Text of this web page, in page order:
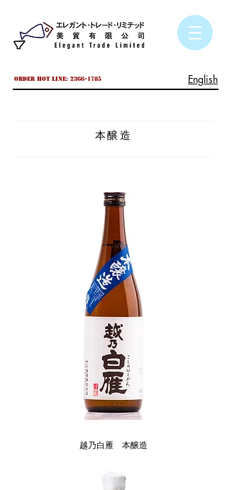
Order hot line: 2366-1785 English
本醸造
越乃白雁 本醸造